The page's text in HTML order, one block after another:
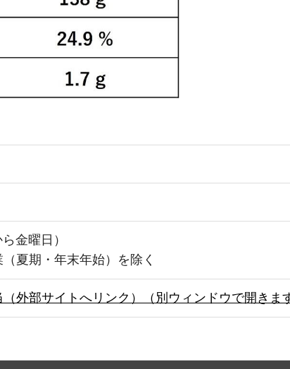
金曜日）
夏期・年末年始）を除く
外部サイトへリンク）（別ウィンドウで開きま